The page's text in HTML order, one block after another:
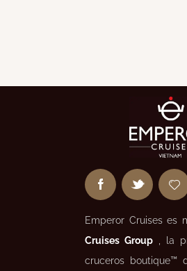
Emperor Cruises es
Cruises Group , la
cruceros boutique™